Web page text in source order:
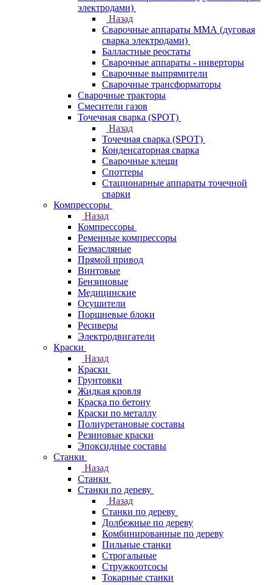
электродами)
Назад
Сварочные аппараты ММА (дуговая
сварка электродами)
Балластные реостаты
Сварочные аппараты - инверторы
Сварочные выпрямители
Сварочные трансформаторы
Сварочные тракторы
Смесители газов
Точечная сварка (SPOT)
Назад
Точечная сварка (SPOT)
Конденсаторная сварка
Сварочные клещи
Споттеры
Стационарные аппараты точечной
сварки
Компрессоры
Назад
Компрессоры
Ременные компрессоры
Безмасляные
Прямой привод
Винтовые
Бензиновые
Медицинские
Осушители
Поршневые блоки
Ресиверы
Электродвигатели
Краски
Назад
Краски
Грунтовки
Жидкая кровля
Краска по бетону
Краски по металлу
Полиуретановые составы
Резиновые краски
Эпоксидные составы
Станки
Назад
Станки
Станки по дереву
Назад
Станки по дереву
Долбежные по дереву
Комбинированные по дереву
Пильные станки
Строгальные
Стружкоотсосы
Токарные станки